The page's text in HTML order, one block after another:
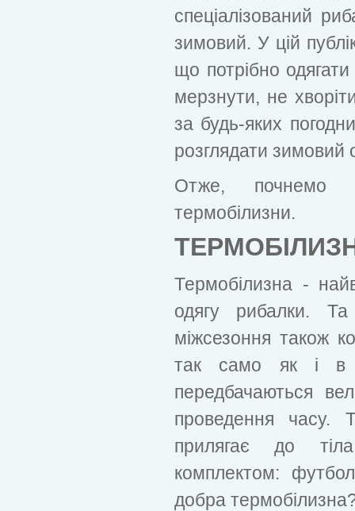
спеціалізований
зимовий. У цій
що потрібно
мерзнути, не
за будь-яких
розглядати зимовий
Отже, почнемо
термобілизни.
Термобілизна -
одягу рибалки.
міжсезоння також
так само як і в
передбачаються
проведення часу.
прилягає до
комплектом:
добра